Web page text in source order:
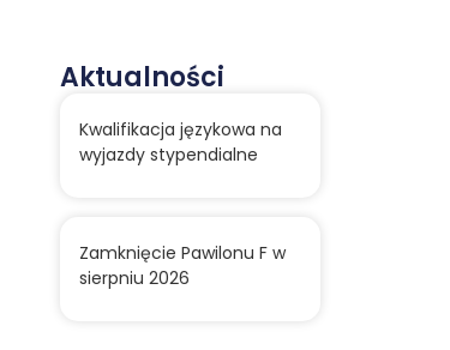
Aktualności
Kwalifikacja językowa na
wyjazdy stypendialne
Zamknięcie Pawilonu F w
sierpniu 2026